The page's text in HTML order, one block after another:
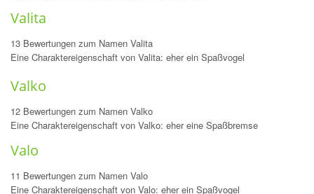
Valita
13 Bewertungen zum Namen Valita
Eine Charaktereigenschaft von Valita: eher ein Spaßvogel
Valko
12 Bewertungen zum Namen Valko
Eine Charaktereigenschaft von Valko: eher eine Spaßbremse
Valo
11 Bewertungen zum Namen Valo
Eine Charaktereigenschaft von Valo: eher ein Spaßvogel